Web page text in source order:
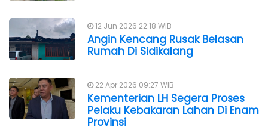
12 Jun 2026 22:18 WIB
Angin Kencang Rusak Belasan
Rumah Di Sidikalang
22 Apr 2026 09:27 WIB
Kementerian LH Segera Proses
Pelaku Kebakaran Lahan Di Enam
Provinsi